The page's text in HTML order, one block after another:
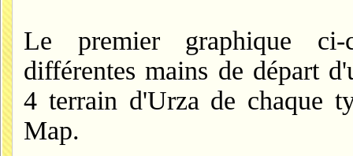
Le premier graphique
différentes mains de départ
4 terrain d'Urza de chaque
Map.